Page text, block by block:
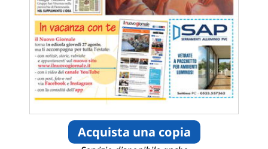
Acquista una copia